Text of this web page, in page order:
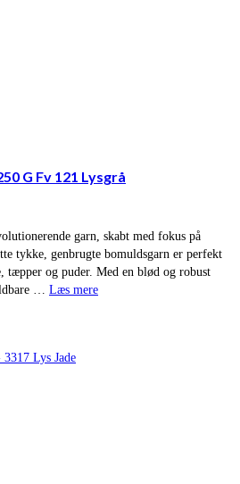
G Fv 121 Lysgrå
garn, skabt med fokus på
tykke, genbrugte bomuldsgarn er perfekt
og puder. Med en blød og robust
… Læs mere